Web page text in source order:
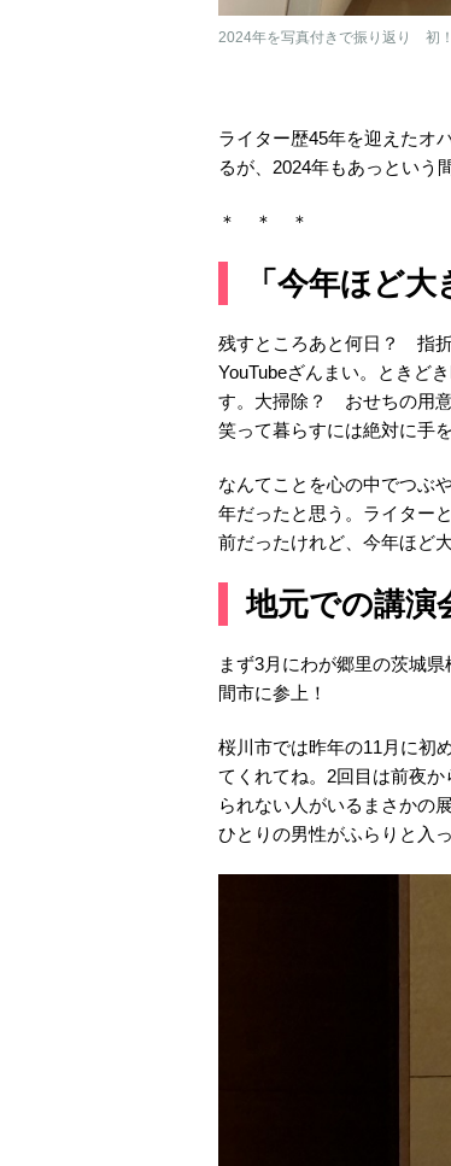
2024年を写真付きで振り返り 初
ライター歴45年を迎えたオ
るが、2024年もあっとい
＊ ＊ ＊
「今年ほど
残すところあと何日？ 指
YouTubeざんまい。ときど
す。大掃除？ おせちの用
笑って暮らすには絶対に手
なんてことを心の中でつぶ
年だったと思う。ライター
前だったけれど、今年ほど
地元での講演
まず3月にわが郷里の茨城
間市に参上！
桜川市では昨年の11月に初
てくれてね。2回目は前夜
られない人がいるまさかの
ひとりの男性がふらりと入